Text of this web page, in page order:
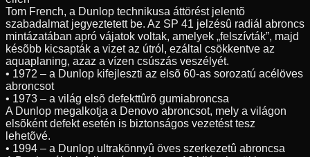
Tom French, a Dunlop technikusa áttörést jelentõ
szabadalmat jegyeztetett be. Az SP 41 jelzésû radiál abroncs
mintázatában apró vájatok voltak, amelyek „felszívták”, majd
késõbb kicsapták a vizet az útról, ezáltal csökkentve az
aquaplaning, azaz a vízen csúszás veszélyét.
• 1972 – a Dunlop kifejleszti az elsõ 60-as sorozatú acélöves
abroncsot
• 1973 – a világ elsõ defekttûrõ gumiabroncsa
A Dunlop megalkotja a Denovo abroncsot, mely a világon
elsõként defekt esetén is biztonságos vezetést tesz
lehetõvé.
• 1994 – a Dunlop ultrakönnyû öves szerkezetû abroncsa